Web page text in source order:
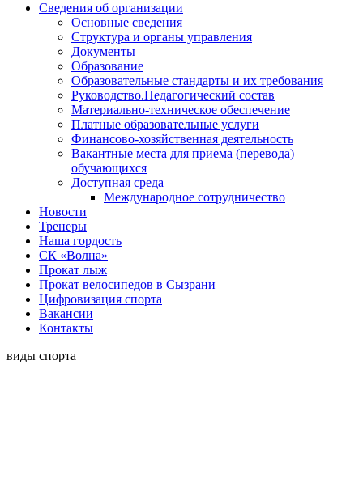
Сведения об организации
Основные сведения
Структура и органы управления
Документы
Образование
Образовательные стандарты и их требования
Руководство.Педагогический состав
Материально-техническое обеспечение
Платные образовательные услуги
Финансово-хозяйственная деятельность
Вакантные места для приема (перевода)
обучающихся
Доступная среда
Международное сотрудничество
Новости
Тренеры
Наша гордость
СК «Волна»
Прокат лыж
Прокат велосипедов в Сызрани
Цифровизация спорта
Вакансии
Контакты
виды спорта